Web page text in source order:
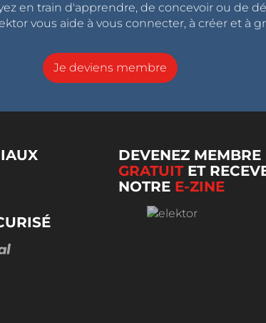
en train d'apprendre, de concevoir ou de
vous aide à vous connecter, à créer et à
Je deviens membre
DEVENEZ MEMBRE
GRATUITET
NOTRE E-ZINE